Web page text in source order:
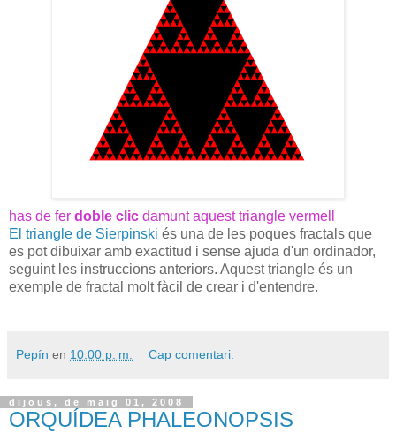
has de fer doble clic damunt aquest triangle vermell
El triangle de Sierpinski és una de les poques fractals que
es pot dibuixar amb exactitud i sense ajuda d'un ordinador,
seguint les instruccions anteriors. Aquest triangle és un
exemple de fractal molt fàcil de crear i d'entendre.
Pepín en 10:00 p. m. Cap comentari:
dijous, de maig 01, 2008
ORQUÍDEA PHALEONOPSIS